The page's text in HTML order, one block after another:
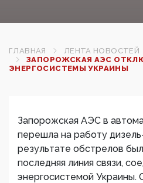
ГЛАВНАЯ
ЛЕНТА НОВОСТЕЙ
ЗАПОРОЖСКАЯ АЭС
ЭНЕРГОСИСТЕМЫ УКРАИНЫ
Запорожская АЭС в
перешла на работу
результате обстрелов
последняя линия связи,
энергосистемой